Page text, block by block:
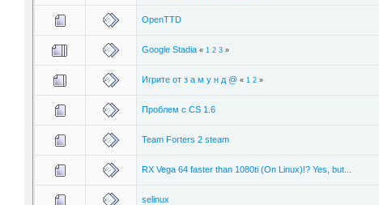
OpenTTD
Google Stadia « 1 2 3»
Игрите от з а м у н д @ « 1 2»
Проблем с CS 1.6
Team Forters 2 steam
RX Vega 64 faster than 1080ti (On Linux)!? Yes, but...
selinux